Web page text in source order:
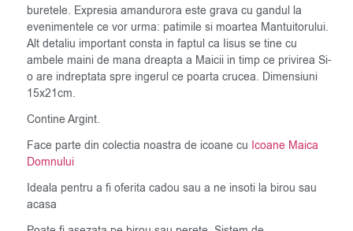
buretele. Expresia amandurora este grava cu gandul la
evenimentele ce vor urma: patimile si moartea Mantuitorului.
Alt detaliu important consta in faptul ca Iisus se tine cu
ambele maini de mana dreapta a Maicii in timp ce privirea Si-
o are indreptata spre ingerul ce poarta crucea. Dimensiuni
15x21cm.
Contine Argint.
Face parte din colectia noastra de icoane cu Icoane Maica
Domnului
Ideala pentru a fi oferita cadou sau a ne insoti la birou sau
acasa